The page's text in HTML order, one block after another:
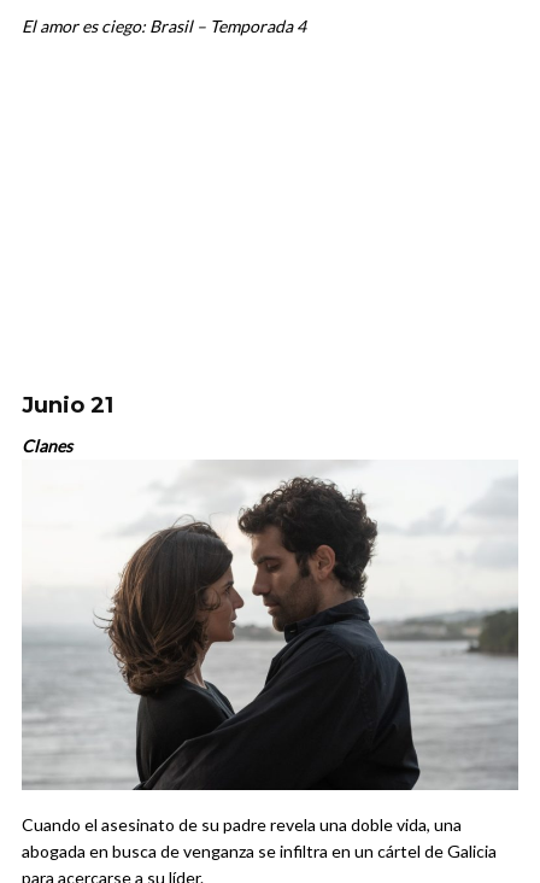
El amor es ciego: Brasil – Temporada 4
Junio 21
Clanes
Cuando el asesinato de su padre revela una doble vida, una
abogada en busca de venganza se infiltra en un cártel de Galicia
para acercarse a su líder.